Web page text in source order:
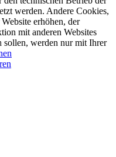
werden. Andere Cookies,
erhöhen, der
mit anderen Websites
sollen, werden nur mit Ihrer